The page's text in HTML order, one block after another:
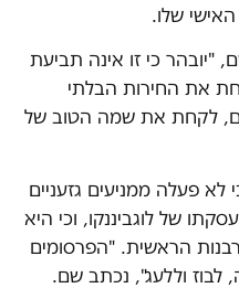
שלו.
כי זו אינה תביעת
את החירות הבלתי
לקחת את שמה הטוב של
פעלה ממניעים גזעניים
של לוגביננקו, וכי היא
הראשית. "הפרסומים
וללעג", נכתב שם.